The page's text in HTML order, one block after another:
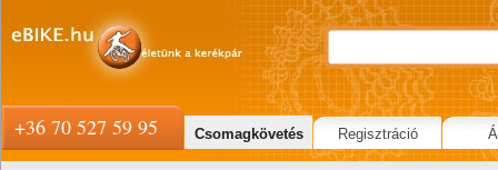
+36 70 527 59 95 Csomagkövetés Regisztráció